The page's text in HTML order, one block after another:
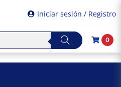
Iniciar sesión / Registro
0